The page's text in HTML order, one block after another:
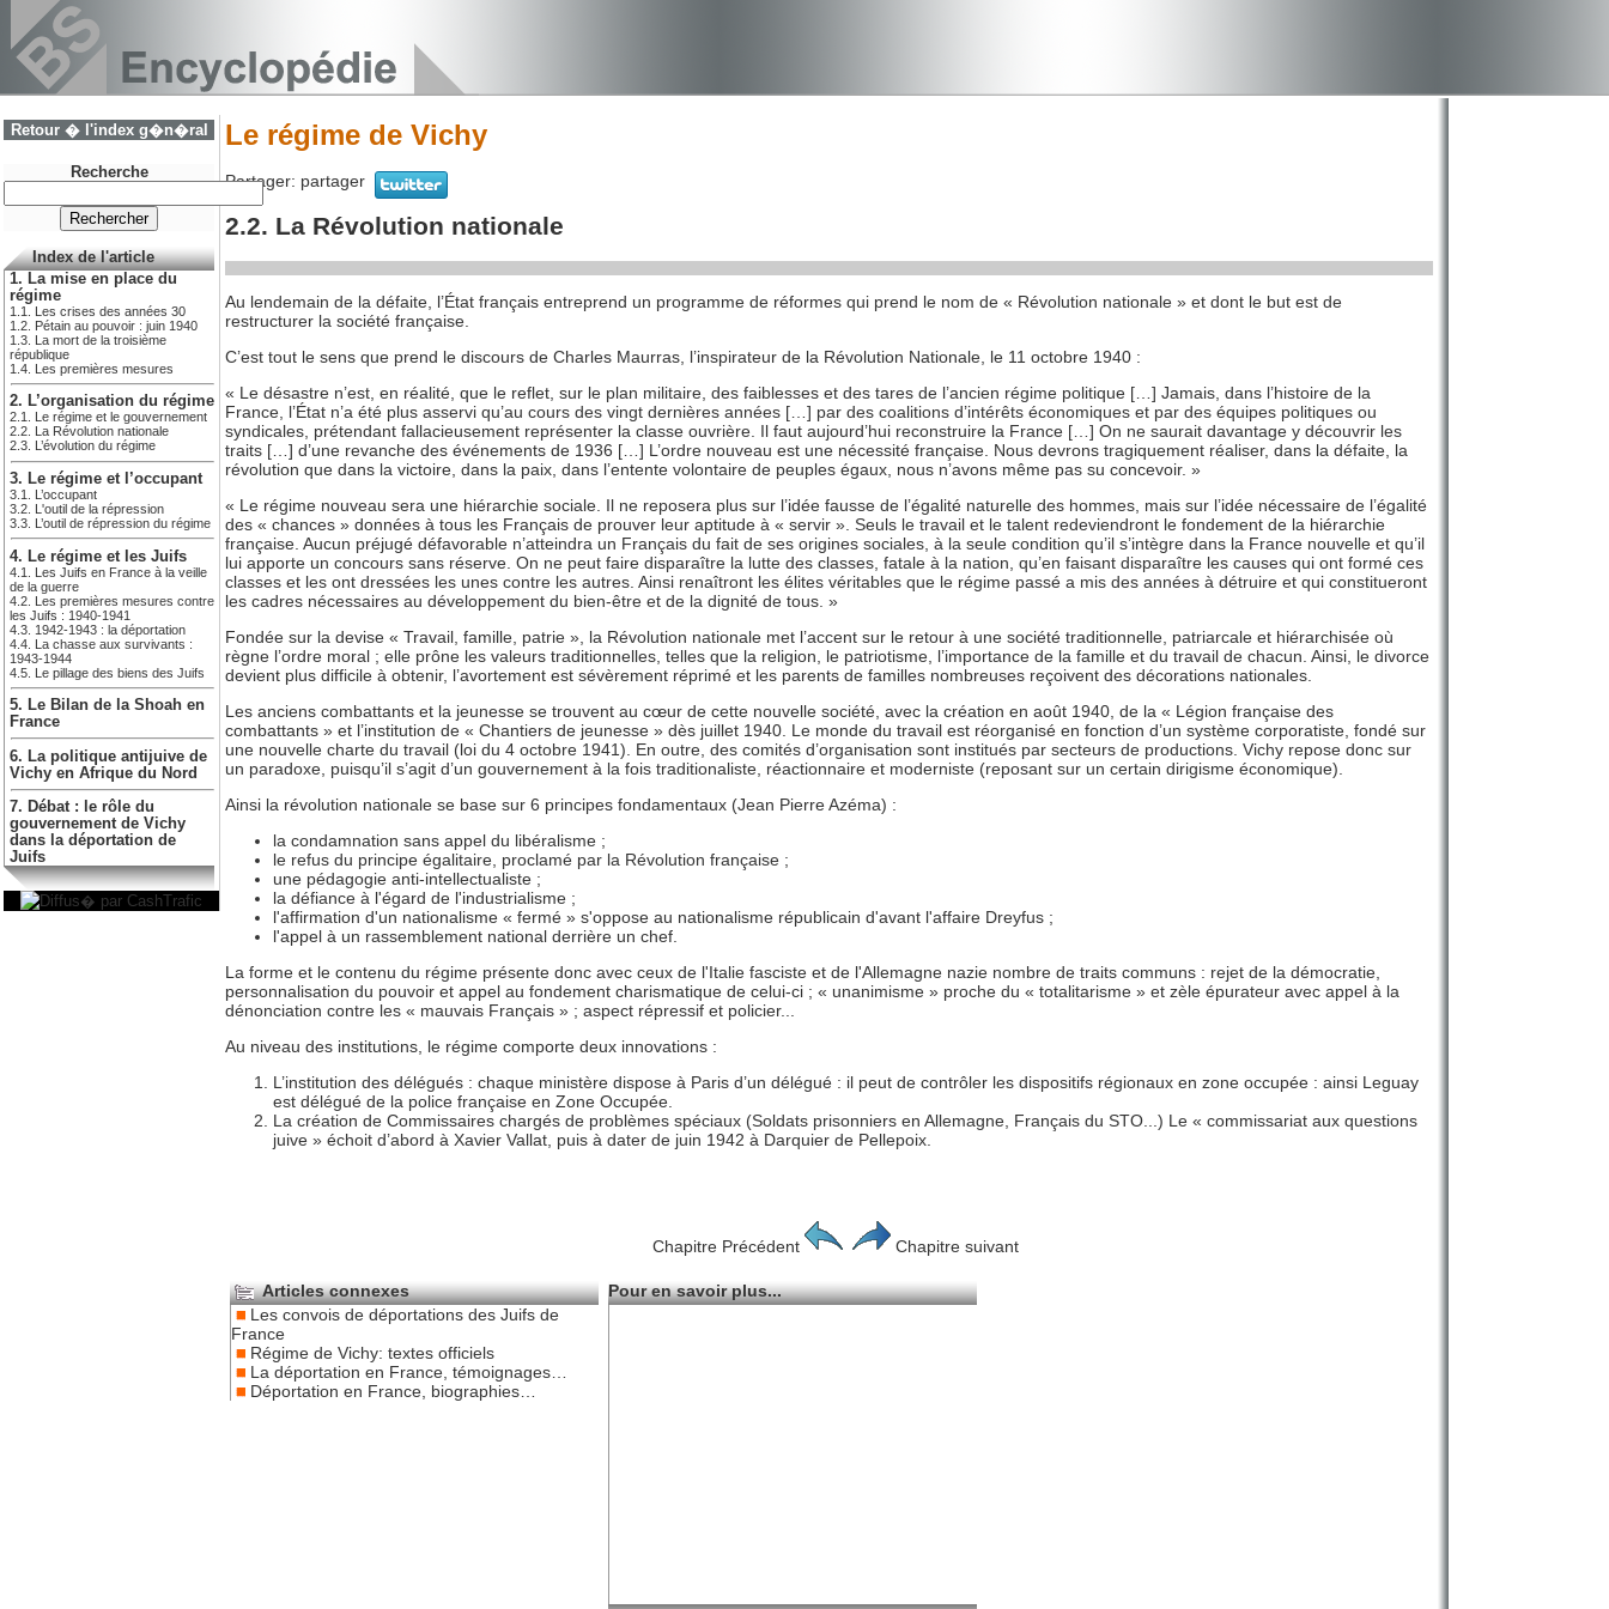
Retour � l'index g�n�ral
Recherche
Index de l'article
1. La mise en place du
régime
1.1. Les crises des années 30
1.2. Pétain au pouvoir : juin 1940
1.3. La mort de la troisième
république
1.4. Les premières mesures
2. L’organisation du régime
2.1. Le régime et le gouvernement
2.2. La Révolution nationale
2.3. L’évolution du régime
3. Le régime et l’occupant
3.1. L’occupant
3.2. L'outil de la répression
3.3. L’outil de répression du régime
4. Le régime et les Juifs
4.1. Les Juifs en France à la veille
de la guerre
4.2. Les premières mesures contre
les Juifs : 1940-1941
4.3. 1942-1943 : la déportation
4.4. La chasse aux survivants :
1943-1944
4.5. Le pillage des biens des Juifs
5. Le Bilan de la Shoah en
France
6. La politique antijuive de
Vichy en Afrique du Nord
7. Débat : le rôle du
gouvernement de Vichy
dans la déportation de
Juifs
Le régime de Vichy
Partager: partager
2.2. La Révolution nationale
Au lendemain de la défaite, l’État français entreprend un programme de réformes qui prend le nom de « Révolution nationale » et dont le but est de
restructurer la société française.
C’est tout le sens que prend le discours de Charles Maurras, l’inspirateur de la Révolution Nationale, le 11 octobre 1940 :
« Le désastre n’est, en réalité, que le reflet, sur le plan militaire, des faiblesses et des tares de l’ancien régime politique […] Jamais, dans l’histoire de la
France, l’État n’a été plus asservi qu’au cours des vingt dernières années […] par des coalitions d’intérêts économiques et par des équipes politiques ou
syndicales, prétendant fallacieusement représenter la classe ouvrière. Il faut aujourd’hui reconstruire la France […] On ne saurait davantage y découvrir les
traits […] d’une revanche des événements de 1936 […] L’ordre nouveau est une nécessité française. Nous devrons tragiquement réaliser, dans la défaite, la
révolution que dans la victoire, dans la paix, dans l’entente volontaire de peuples égaux, nous n’avons même pas su concevoir. »
« Le régime nouveau sera une hiérarchie sociale. Il ne reposera plus sur l’idée fausse de l’égalité naturelle des hommes, mais sur l’idée nécessaire de l’égalité
des « chances » données à tous les Français de prouver leur aptitude à « servir ». Seuls le travail et le talent redeviendront le fondement de la hiérarchie
française. Aucun préjugé défavorable n’atteindra un Français du fait de ses origines sociales, à la seule condition qu’il s’intègre dans la France nouvelle et qu’il
lui apporte un concours sans réserve. On ne peut faire disparaître la lutte des classes, fatale à la nation, qu’en faisant disparaître les causes qui ont formé ces
classes et les ont dressées les unes contre les autres. Ainsi renaîtront les élites véritables que le régime passé a mis des années à détruire et qui constitueront
les cadres nécessaires au développement du bien-être et de la dignité de tous. »
Fondée sur la devise « Travail, famille, patrie », la Révolution nationale met l’accent sur le retour à une société traditionnelle, patriarcale et hiérarchisée où
règne l’ordre moral ; elle prône les valeurs traditionnelles, telles que la religion, le patriotisme, l’importance de la famille et du travail de chacun. Ainsi, le divorce
devient plus difficile à obtenir, l’avortement est sévèrement réprimé et les parents de familles nombreuses reçoivent des décorations nationales.
Les anciens combattants et la jeunesse se trouvent au cœur de cette nouvelle société, avec la création en août 1940, de la « Légion française des
combattants » et l’institution de « Chantiers de jeunesse » dès juillet 1940. Le monde du travail est réorganisé en fonction d’un système corporatiste, fondé sur
une nouvelle charte du travail (loi du 4 octobre 1941). En outre, des comités d’organisation sont institués par secteurs de productions. Vichy repose donc sur
un paradoxe, puisqu’il s’agit d’un gouvernement à la fois traditionaliste, réactionnaire et moderniste (reposant sur un certain dirigisme économique).
Ainsi la révolution nationale se base sur 6 principes fondamentaux (Jean Pierre Azéma) :
la condamnation sans appel du libéralisme ;
le refus du principe égalitaire, proclamé par la Révolution française ;
une pédagogie anti-intellectualiste ;
la défiance à l'égard de l'industrialisme ;
l'affirmation d'un nationalisme « fermé » s'oppose au nationalisme républicain d'avant l'affaire Dreyfus ;
l'appel à un rassemblement national derrière un chef.
La forme et le contenu du régime présente donc avec ceux de l'Italie fasciste et de l'Allemagne nazie nombre de traits communs : rejet de la démocratie,
personnalisation du pouvoir et appel au fondement charismatique de celui-ci ; « unanimisme » proche du « totalitarisme » et zèle épurateur avec appel à la
dénonciation contre les « mauvais Français » ; aspect répressif et policier...
Au niveau des institutions, le régime comporte deux innovations :
L’institution des délégués : chaque ministère dispose à Paris d’un délégué : il peut de contrôler les dispositifs régionaux en zone occupée : ainsi Leguay
est délégué de la police française en Zone Occupée.
La création de Commissaires chargés de problèmes spéciaux (Soldats prisonniers en Allemagne, Français du STO...) Le « commissariat aux questions
juive » échoit d’abord à Xavier Vallat, puis à dater de juin 1942 à Darquier de Pellepoix.
Chapitre Précédent Chapitre suivant
Articles connexes
Les convois de déportations des Juifs de
France
Régime de Vichy: textes officiels
La déportation en France, témoignages…
Déportation en France, biographies…
Pour en savoir plus...